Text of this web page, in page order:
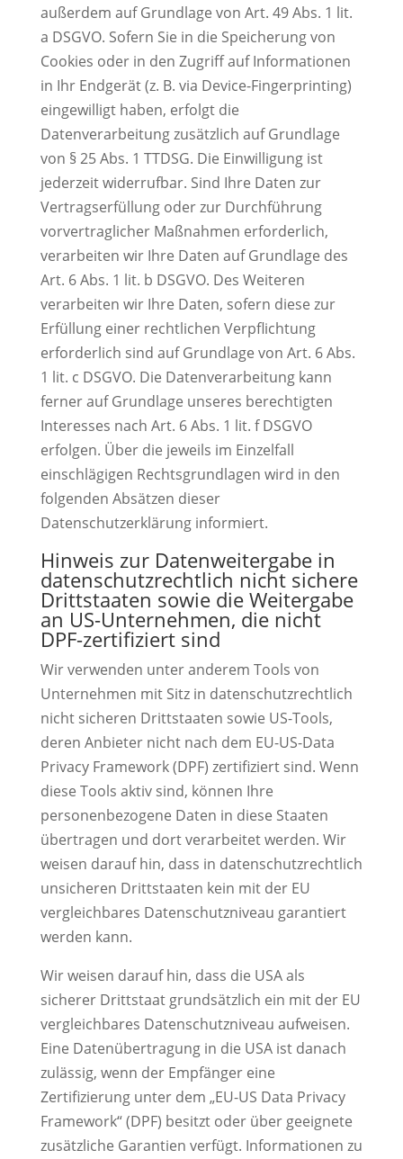
außerdem auf Grundlage von Art. 49 Abs. 1 lit.
a DSGVO. Sofern Sie in die Speicherung von
Cookies oder in den Zugriff auf Informationen
in Ihr Endgerät (z. B. via Device-Fingerprinting)
eingewilligt haben, erfolgt die
Datenverarbeitung zusätzlich auf Grundlage
von § 25 Abs. 1 TTDSG. Die Einwilligung ist
jederzeit widerrufbar. Sind Ihre Daten zur
Vertragserfüllung oder zur Durchführung
vorvertraglicher Maßnahmen erforderlich,
verarbeiten wir Ihre Daten auf Grundlage des
Art. 6 Abs. 1 lit. b DSGVO. Des Weiteren
verarbeiten wir Ihre Daten, sofern diese zur
Erfüllung einer rechtlichen Verpflichtung
erforderlich sind auf Grundlage von Art. 6 Abs.
1 lit. c DSGVO. Die Datenverarbeitung kann
ferner auf Grundlage unseres berechtigten
Interesses nach Art. 6 Abs. 1 lit. f DSGVO
erfolgen. Über die jeweils im Einzelfall
einschlägigen Rechtsgrundlagen wird in den
folgenden Absätzen dieser
Datenschutzerklärung informiert.
Hinweis zur Datenweitergabe in
datenschutzrechtlich nicht sichere
Drittstaaten sowie die Weitergabe
an US-Unternehmen, die nicht
DPF-zertifiziert sind
Wir verwenden unter anderem Tools von
Unternehmen mit Sitz in datenschutzrechtlich
nicht sicheren Drittstaaten sowie US-Tools,
deren Anbieter nicht nach dem EU-US-Data
Privacy Framework (DPF) zertifiziert sind. Wenn
diese Tools aktiv sind, können Ihre
personenbezogene Daten in diese Staaten
übertragen und dort verarbeitet werden. Wir
weisen darauf hin, dass in datenschutzrechtlich
unsicheren Drittstaaten kein mit der EU
vergleichbares Datenschutzniveau garantiert
werden kann.
Wir weisen darauf hin, dass die USA als
sicherer Drittstaat grundsätzlich ein mit der EU
vergleichbares Datenschutzniveau aufweisen.
Eine Datenübertragung in die USA ist danach
zulässig, wenn der Empfänger eine
Zertifizierung unter dem „EU-US Data Privacy
Framework“ (DPF) besitzt oder über geeignete
zusätzliche Garantien verfügt. Informationen zu